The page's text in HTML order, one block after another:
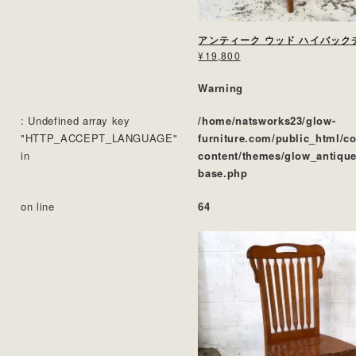
アンティーク ウッド ハイバック
¥19,800
Warning
: Undefined array key
"HTTP_ACCEPT_LANGUAGE"
in
/home/natsworks23/glow-
furniture.com/public_html/
content/themes/
base.php
on line 64